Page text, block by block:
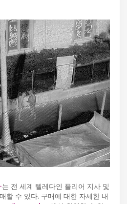
는 전 세계 텔레다인 플리어 지사 및
할 수 있다. 구매에 대한 자세한 내